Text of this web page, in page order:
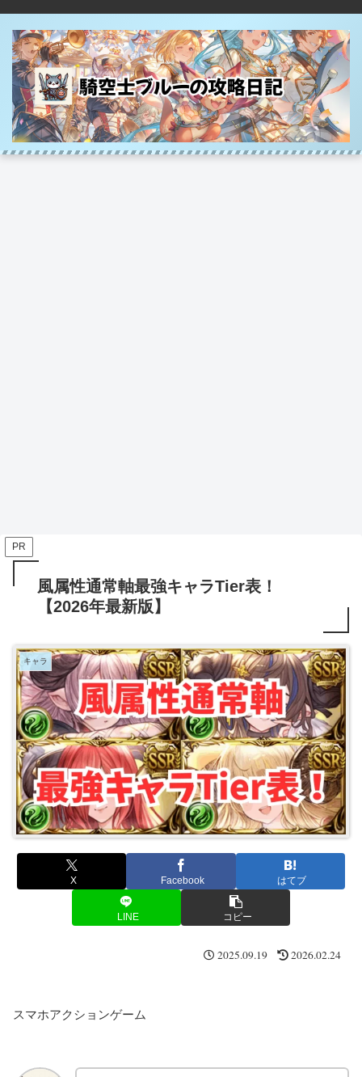
PR
風属性通常軸最強キャラTier表！
【2026年最新版】
キャラ
X Facebook はてブ
LINE コピー
2025.09.19 2026.02.24
スマホアクションゲーム